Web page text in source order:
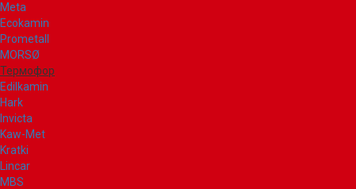
Meta
Ecokamin
Prometall
MORSØ
Термофор
Edilkamin
Hark
Invicta
Kaw-Met
Kratki
Lincar
MBS